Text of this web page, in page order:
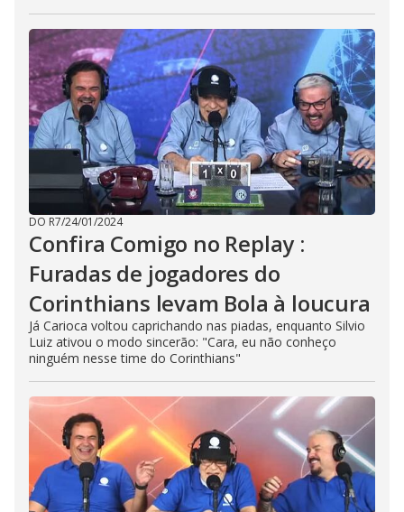
DO R7/24/01/2024
Confira Comigo no Replay :
Furadas de jogadores do
Corinthians levam Bola à loucura
Já Carioca voltou caprichando nas piadas, enquanto Silvio
Luiz ativou o modo sincerão: "Cara, eu não conheço
ninguém nesse time do Corinthians"